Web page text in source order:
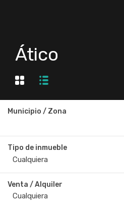
Ático
Municipio / Zona
Tipo de inmueble
Venta / Alquiler